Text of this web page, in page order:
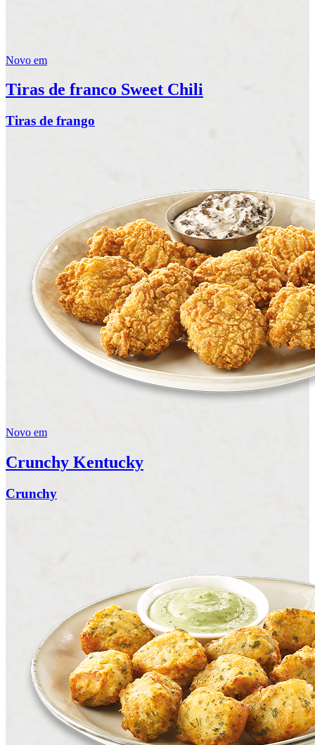
Novo em
Tiras de franco Sweet Chili
Tiras de frango
Novo em
Crunchy Kentucky
Crunchy